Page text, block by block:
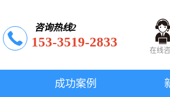
咨询热线2
153-3519-2833
在线
成功案例